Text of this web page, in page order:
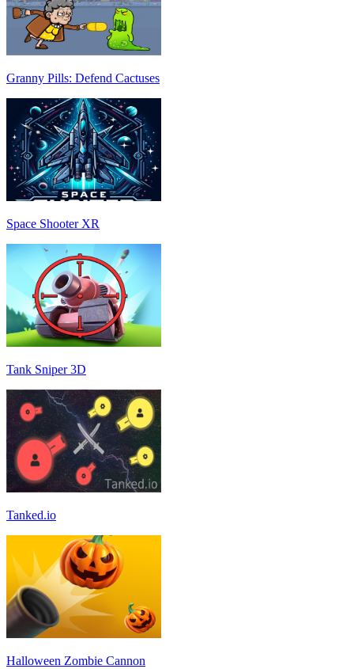
Granny Pills: Defend Cactuses
Space Shooter XR
Tank Sniper 3D
Tanked.io
Halloween Zombie Cannon